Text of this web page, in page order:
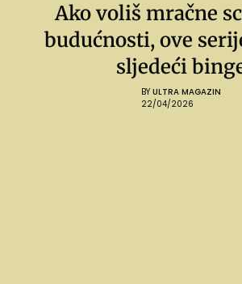
Ako voliš mračne
budućnosti, ove
sljedeći
BY ULTRA MAGAZIN
22/04/2026